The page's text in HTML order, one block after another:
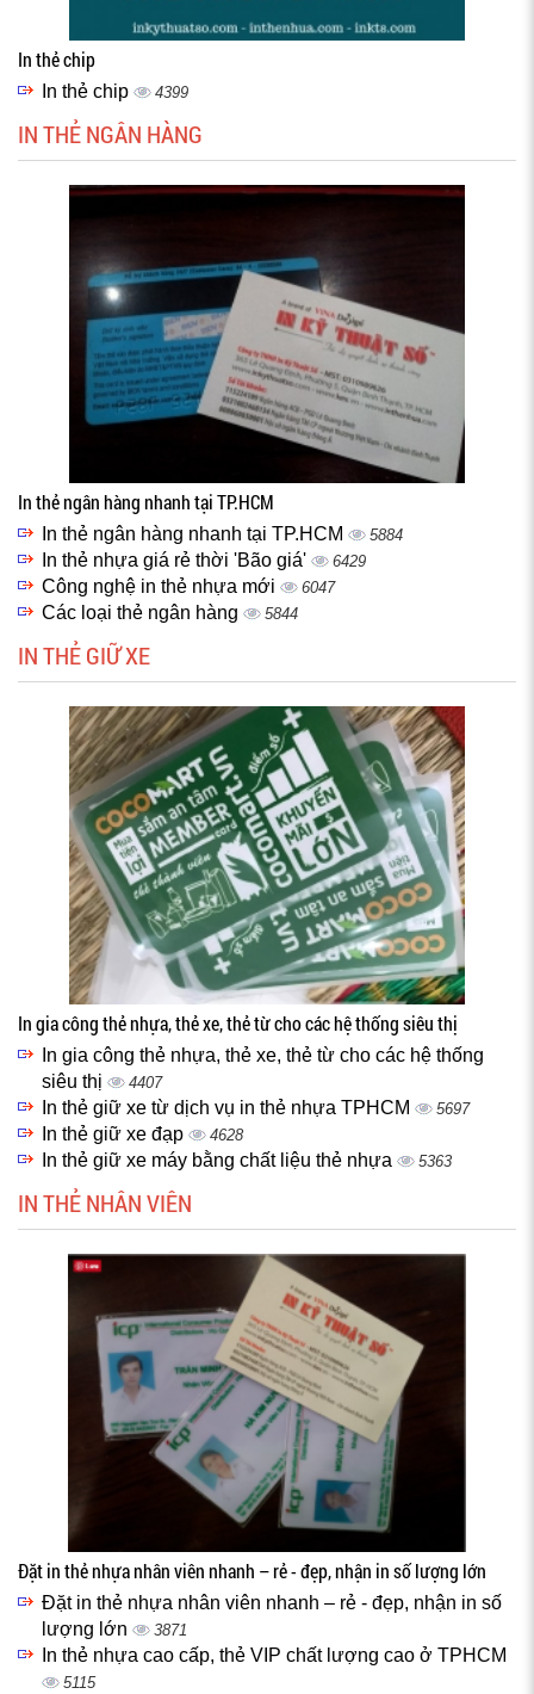
In thẻ chip
In thẻ chip 4399
IN THẺ NGÂN HÀNG
In thẻ ngân hàng nhanh tại TP.HCM
In thẻ ngân hàng nhanh tại TP.HCM 5884
In thẻ nhựa giá rẻ thời 'Bão giá' 6429
Công nghệ in thẻ nhựa mới 6047
Các loại thẻ ngân hàng 5844
IN THẺ GIỮ XE
In gia công thẻ nhựa, thẻ xe, thẻ từ cho các hệ thống siêu thị
In gia công thẻ nhựa, thẻ xe, thẻ từ cho các hệ thống
siêu thị
4407
In thẻ giữ xe từ dịch vụ in thẻ nhựa TPHCM 5697
In thẻ giữ xe đạp 4628
In thẻ giữ xe máy bằng chất liệu thẻ nhựa 5363
IN THẺ NHÂN VIÊN
Đặt in thẻ nhựa nhân viên nhanh – rẻ - đẹp, nhận in số lượng lớn
Đặt in thẻ nhựa nhân viên nhanh – rẻ - đẹp, nhận in số
lượng lớn
3871
In thẻ nhựa cao cấp, thẻ VIP chất lượng cao ở TPHCM
5115